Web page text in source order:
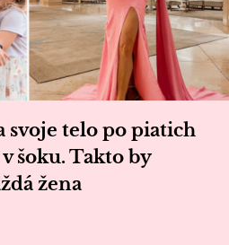
svoje telo po piatich
šoku. Takto by
žena